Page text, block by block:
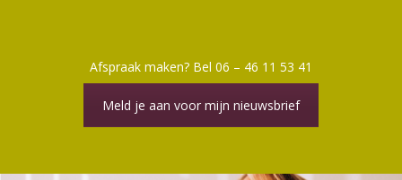
Afspraak maken? Bel 06 – 46 11 53 41
Meld je aan voor mijn nieuwsbrief